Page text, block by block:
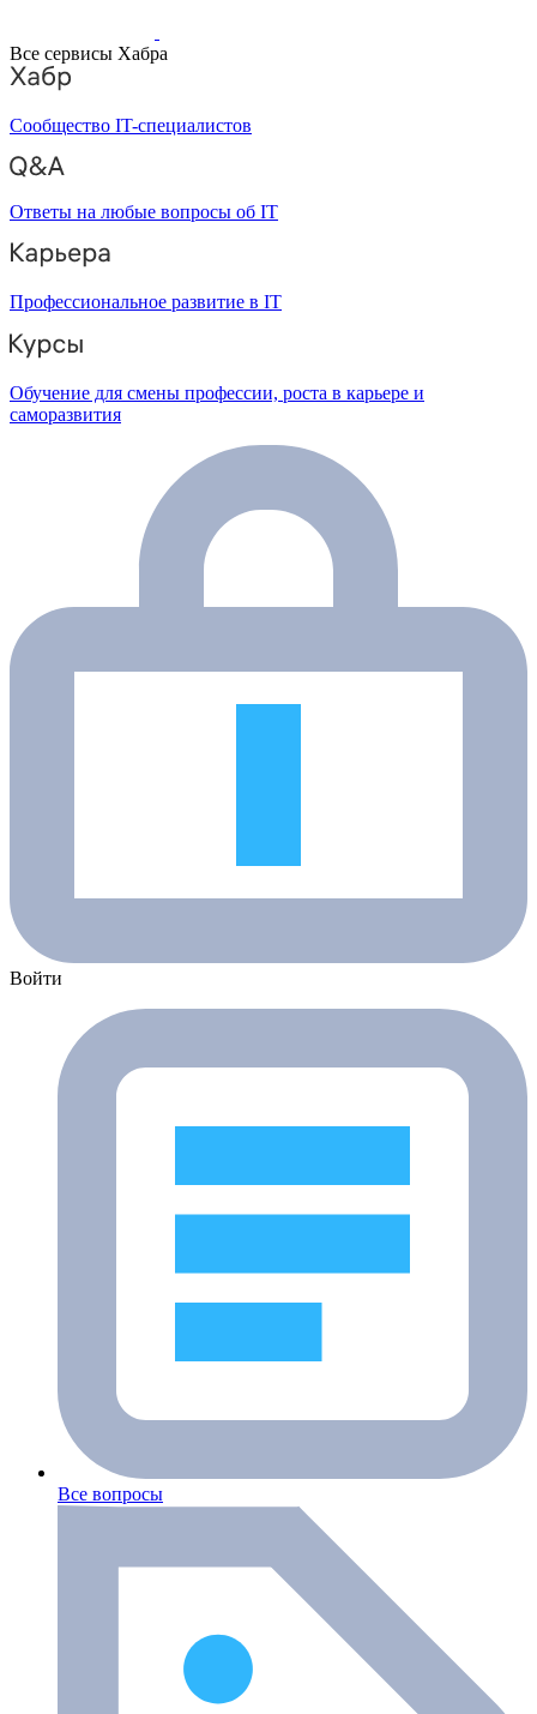
Все сервисы Хабра
Сообщество IT-специалистов
Ответы на любые вопросы об IT
Профессиональное развитие в IT
Обучение для смены профессии, роста в карьере и
саморазвития
Войти
Все вопросы